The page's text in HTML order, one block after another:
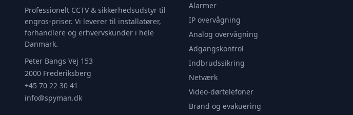
Professionelt CCTV & sikkerhedsudstyr til
engros-priser. Vi leverer til installatører,
forhandlere og erhvervskunder i hele
Danmark.
Peter Bangs Vej 153
2000 Frederiksberg
+45 70 22 30 41
info@spyman.dk
Alarmer
IP overvågning
Analog overvågning
Adgangskontrol
Indbrudssikring
Netværk
Video-dørtelefoner
Brand og evakuering